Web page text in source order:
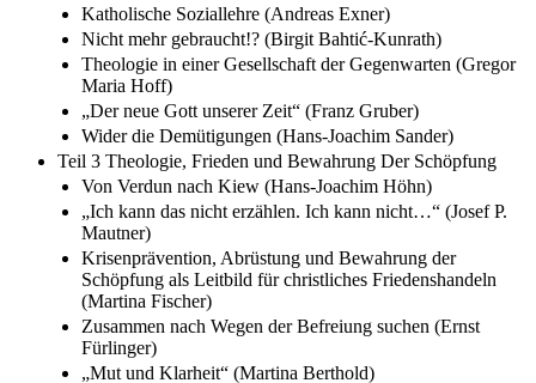
Katholische Soziallehre (Andreas Exner)
Nicht mehr gebraucht!? (Birgit Bahtić-Kunrath)
Theologie in einer Gesellschaft der Gegenwarten (Gregor
Maria Hoff)
„Der neue Gott unserer Zeit“ (Franz Gruber)
Wider die Demütigungen (Hans-Joachim Sander)
Teil 3 Theologie, Frieden und Bewahrung Der Schöpfung
Von Verdun nach Kiew (Hans-Joachim Höhn)
„Ich kann das nicht erzählen. Ich kann nicht…“ (Josef P.
Mautner)
Krisenprävention, Abrüstung und Bewahrung der
Schöpfung als Leitbild für christliches Friedenshandeln
(Martina Fischer)
Zusammen nach Wegen der Befreiung suchen (Ernst
Fürlinger)
„Mut und Klarheit“ (Martina Berthold)